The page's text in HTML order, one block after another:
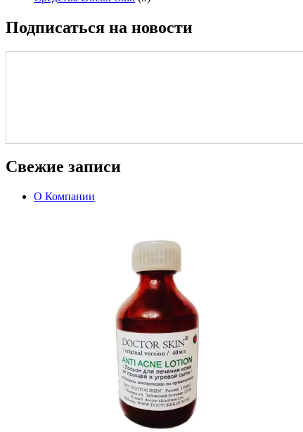
Подписаться на новости
Свежие записи
О Компании